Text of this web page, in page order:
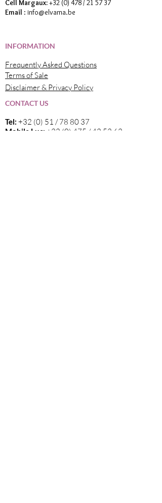
Cell Margaux:+32 (0) 478 / 21 57 37
Email : info@elvama.be
INFORMATION
Frequently Asked Questions
Terms of Sale
Disclaimer & Privacy Policy
CONTACT US
Tel: +32 (0) 51 / 78 80 37
Mobile Luc: +32 (0) 475 / 42 53 63